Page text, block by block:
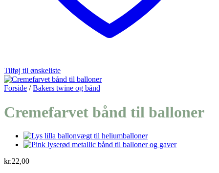
Tilføj til ønskeliste
Forside / Bakers twine og bånd
Cremefarvet bånd til balloner
kr.22,00